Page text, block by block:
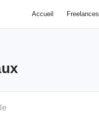
Accueil Freelances